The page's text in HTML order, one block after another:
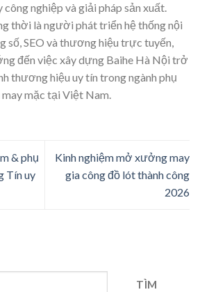
công nghiệp và giải pháp sản xuất.
thời là người phát triển hệ thống nội
số, SEO và thương hiệu trực tuyến,
đến việc xây dựng Baihe Hà Nội trở
thương hiệu uy tín trong ngành phụ
may mặc tại Việt Nam.
& phụ
Tín uy
Kinh nghiệm mở xưởng may
gia công đồ lót thành công
2026
TÌM